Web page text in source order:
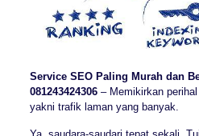
Service SEO Paling Murah dan
081243424306– Memikirkan
yakni trafik laman yang banyak.